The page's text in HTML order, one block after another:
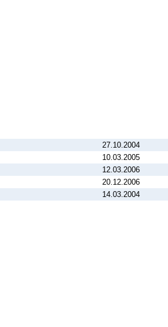
27.10.2004
10.03.2005
12.03.2006
20.12.2006
14.03.2004